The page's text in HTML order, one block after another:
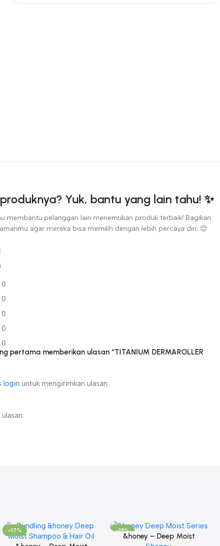
Yuk, bantu yang lain tahu! ✨
membantu pelanggan lain menemukan produk terbaik! Bagikan
agar mereka bisa memilih dengan lebih percaya diri. 😊
0
0
0
0
0
pertama memberikan ulasan “TITANIUM DERMAROLLER
login untuk mengirimkan ulasan.
-17% -13%
&honey – Deep Moist